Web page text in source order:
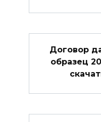
Договор
образец